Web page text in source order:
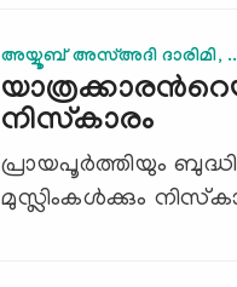
അയ്യൂബ് അസ്അദി ദാരിമി,
നിസ്കാരം
പ്രായപൂര്‍ത്തിയും
മുസ്ലിംകള്‍ക്കും